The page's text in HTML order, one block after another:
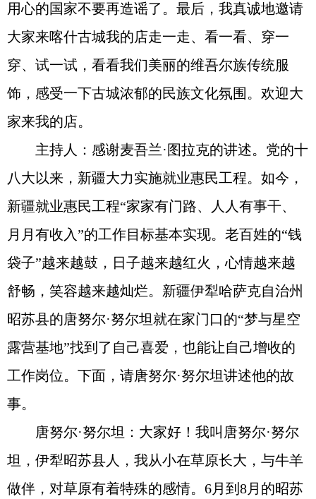
用心的国家不要再造谣了。最后，我真诚地邀请
大家来喀什古城我的店走一走、看一看、穿一
穿、试一试，看看我们美丽的维吾尔族传统服
饰，感受一下古城浓郁的民族文化氛围。欢迎大
家来我的店。
主持人：感谢麦吾兰·图拉克的讲述。党的十
八大以来，新疆大力实施就业惠民工程。如今，
新疆就业惠民工程“家家有门路、人人有事干、
月月有收入”的工作目标基本实现。老百姓的“钱
袋子”越来越鼓，日子越来越红火，心情越来越
舒畅，笑容越来越灿烂。新疆伊犁哈萨克自治州
昭苏县的唐努尔·努尔坦就在家门口的“梦与星空
露营基地”找到了自己喜爱，也能让自己增收的
工作岗位。下面，请唐努尔·努尔坦讲述他的故
事。
唐努尔·努尔坦：大家好！我叫唐努尔·努尔
坦，伊犁昭苏县人，我从小在草原长大，与牛羊
做伴，对草原有着特殊的感情。6月到8月的昭苏